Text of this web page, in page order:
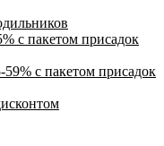
с пакетом присадок
с пакетом присадок